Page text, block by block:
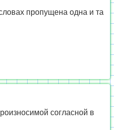
пропущена одна и та
согласной в